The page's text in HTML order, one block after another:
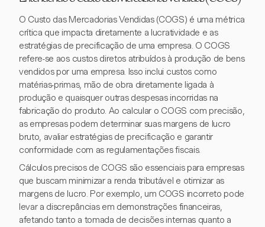
O Custo das Mercadorias Vendidas (COGS) é uma métrica
crítica que impacta diretamente a lucratividade e as
estratégias de precificação de uma empresa. O COGS
refere-se aos custos diretos atribuídos à produção de bens
vendidos por uma empresa. Isso inclui custos como
matérias-primas, mão de obra diretamente ligada à
produção e quaisquer outras despesas incorridas na
fabricação do produto. Ao calcular o COGS com precisão,
as empresas podem determinar suas margens de lucro
bruto, avaliar estratégias de precificação e garantir
conformidade com as regulamentações fiscais.
Cálculos precisos de COGS são essenciais para empresas
que buscam minimizar a renda tributável e otimizar as
margens de lucro. Por exemplo, um COGS incorreto pode
levar a discrepâncias em demonstrações financeiras,
afetando tanto a tomada de decisões internas quanto a